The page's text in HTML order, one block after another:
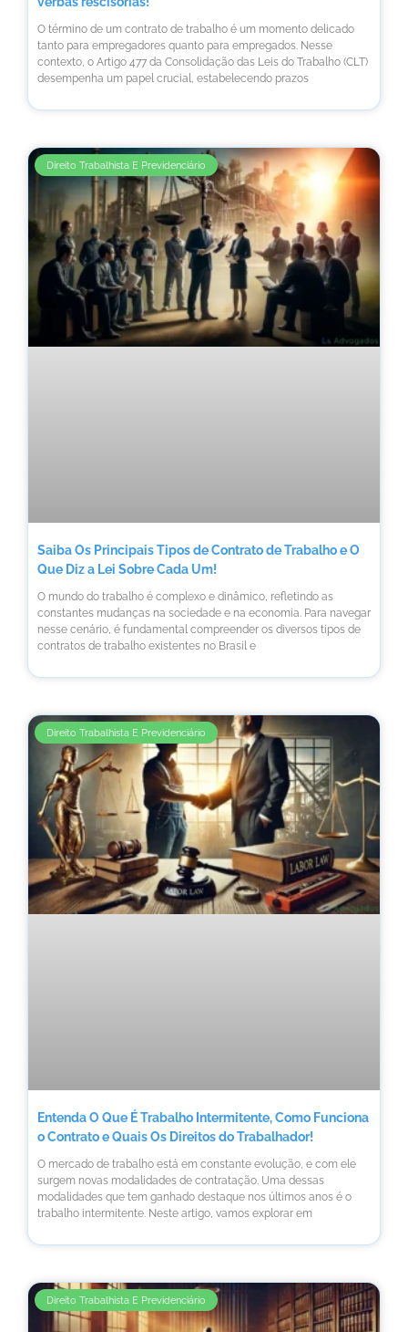
O término de um contrato de trabalho é um momento delicado
tanto para empregadores quanto para empregados. Nesse
contexto, o Artigo 477 da Consolidação das Leis do Trabalho (CLT)
desempenha um papel crucial, estabelecendo prazos
Direito Trabalhista E Previdenciário
Saiba Os Principais Tipos de Contrato de Trabalho e O
Que Diz a Lei Sobre Cada Um!
O mundo do trabalho é complexo e dinâmico, refletindo as
constantes mudanças na sociedade e na economia. Para navegar
nesse cenário, é fundamental compreender os diversos tipos de
contratos de trabalho existentes no Brasil e
Direito Trabalhista E Previdenciário
Entenda O Que É Trabalho Intermitente, Como Funciona
o Contrato e Quais Os Direitos do Trabalhador!
O mercado de trabalho está em constante evolução, e com ele
surgem novas modalidades de contratação. Uma dessas
modalidades que tem ganhado destaque nos últimos anos é o
trabalho intermitente. Neste artigo, vamos explorar em
Direito Trabalhista E Previdenciário